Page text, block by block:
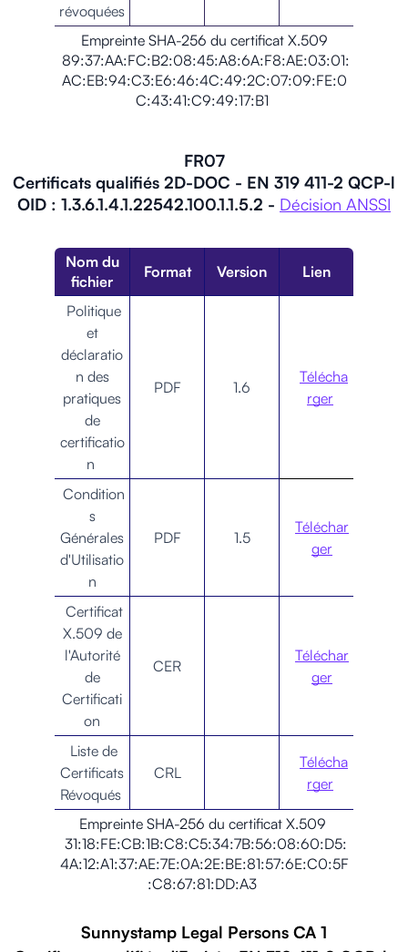
révoquées
Empreinte SHA-256 du certificat X.509
89:37:AA:FC:B2:08:45:A8:6A:F8:AE:03:01:
AC:EB:94:C3:E6:46:4C:49:2C:07:09:FE:0
C:43:41:C9:49:17:B1
FR07
Certificats qualifiés 2D-DOC - EN 319 411-2 QCP-l
OID : 1.3.6.1.4.1.22542.100.1.1.5.2 - Décision ANSSI
Nom du
fichier
Format Version Lien
Politique
et
déclaratio
n des
pratiques
de
certificatio
n
PDF 1.6
Télécha
rger
Condition
s
Générales
d'Utilisatio
n
PDF 1.5
Téléchar
ger
Certificat
X.509 de
l'Autorité
de
Certificati
on
CER
Téléchar
ger
Liste de
Certificats
Révoqués
CRL
Télécha
rger
Empreinte SHA-256 du certificat X.509
31:18:FE:CB:1B:C8:C5:34:7B:56:08:60:D5:
4A:12:A1:37:AE:7E:0A:2E:BE:81:57:6E:C0:5F
:C8:67:81:DD:A3
Sunnystamp Legal Persons CA 1